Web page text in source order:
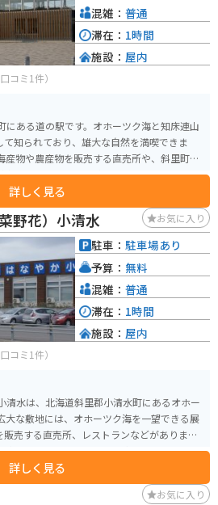
口コミ1件）
にある道の駅です。オホーツク海と知床連山
知られており、雄大な自然を満喫できま
しめるレストランがあります。おすすめ
です。 バイクで訪れる際は、
最適です。周辺には、知床八景の一つであ
遺産・知床国立公園の玄関口となる「知床
ています。 お土産には、斜里町
の熊などが人気です。道の駅 しゃりで、雄
てはいかがでしょうか。
詳しく見る
混雑： 普通
滞在： 1時間
施設： 屋内
野花）小清水 お気に入り
口コミ1件）
清水は、北海道斜里郡小清水町にあるオホー
売する直売所、レストランなどがありま
す。 また、道の駅 はなやか
ーリングの休憩ポイントとしても人気があ
詳しく見る
駐車： 駐車場あり
予算： 無料
混雑： 普通
滞在： 1時間
施設： 屋内
お気に入り